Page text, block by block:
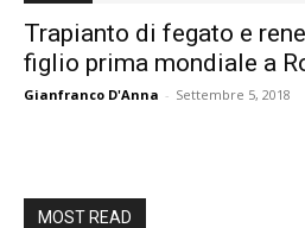
Trapianto di fegato e
figlio prima mondiale a
Gianfranco D'Anna - Settembre 5, 2018
MOST READ